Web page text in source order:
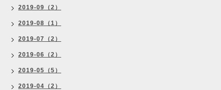
2019-09（2）
2019-08（1）
2019-07（2）
2019-06（2）
2019-05（5）
2019-04（2）